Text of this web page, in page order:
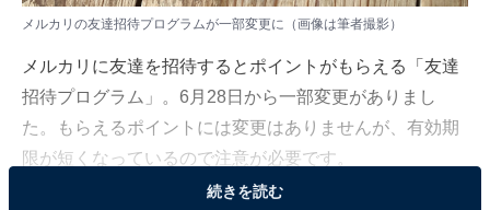
メルカリの友達招待プログラムが一部変更に（画像は筆者撮影）
メルカリに友達を招待するとポイントがもらえる「友達
招待プログラム」。6月28日から一部変更がありまし
た。もらえるポイントには変更はありませんが、有効期
限が短くなっているので注意が必要です。
続きを読む